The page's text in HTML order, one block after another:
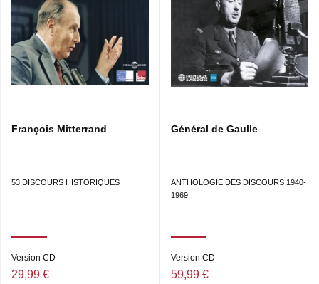
François Mitterrand
53 DISCOURS HISTORIQUES
Version CD
29,99 €
Général de Gaulle
ANTHOLOGIE DES DISCOURS 1940-
1969
Version CD
59,99 €